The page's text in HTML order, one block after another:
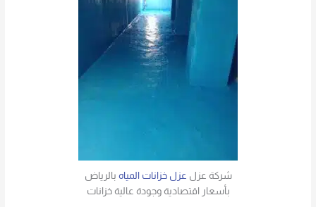
شركة عزل عزل خزانات المياه بالرياض
بأسعار اقتصادية وجودة عالية خزانات